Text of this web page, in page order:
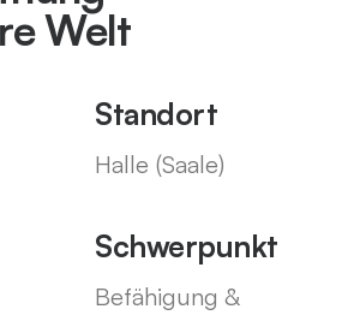
Welt
Standort
Halle (Saale)
Schwerpunkt
Befähigung &